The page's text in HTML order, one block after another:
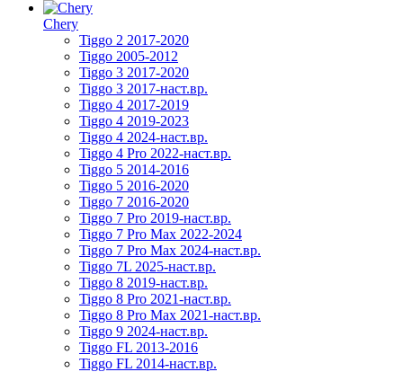
Chery
Tiggo 2 2017-2020
Tiggo 2005-2012
Tiggo 3 2017-2020
Tiggo 3 2017-наст.вр.
Tiggo 4 2017-2019
Tiggo 4 2019-2023
Tiggo 4 2024-наст.вр.
Tiggo 4 Pro 2022-наст.вр.
Tiggo 5 2014-2016
Tiggo 5 2016-2020
Tiggo 7 2016-2020
Tiggo 7 Pro 2019-наст.вр.
Tiggo 7 Pro Max 2022-2024
Tiggo 7 Pro Max 2024-наст.вр.
Tiggo 7L 2025-наст.вр.
Tiggo 8 2019-наст.вр.
Tiggo 8 Pro 2021-наст.вр.
Tiggo 8 Pro Max 2021-наст.вр.
Tiggo 9 2024-наст.вр.
Tiggo FL 2013-2016
Tiggo FL 2014-наст.вр.